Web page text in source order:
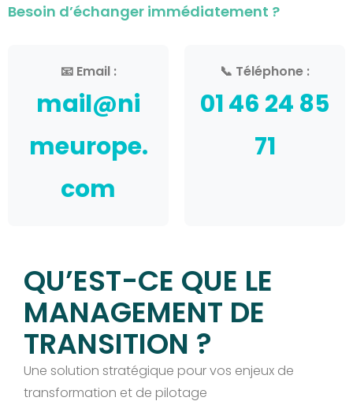
Besoin d’échanger immédiatement ?
📧 Email :
mail@ni
meurope.
com
📞 Téléphone :
01 46 24 85
71
QU’EST-CE QUE LE
MANAGEMENT DE
TRANSITION ?
Une solution stratégique pour vos enjeux de
transformation et de pilotage